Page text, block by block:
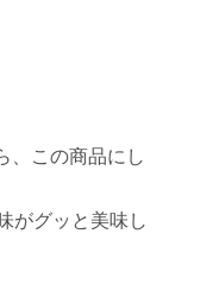
、この商品にし
がグッと美味し